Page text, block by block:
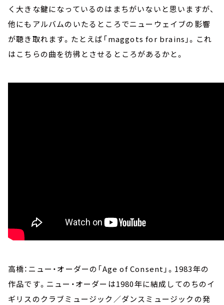
く大きな鍵になっているのはまちがいないと思いますが、
他にもアルバムのいたるところでニューウェイブの影響
が聴き取れます。たとえば「maggots for brains」。これ
はこちらの曲を彷彿とさせるところがあるかと。
高橋：ニュー・オーダーの「Age of Consent」。1983年の
作品です。ニュー・オーダーは1980年に結成してのちのイ
ギリスのクラブミュージック／ダンスミュージックの発